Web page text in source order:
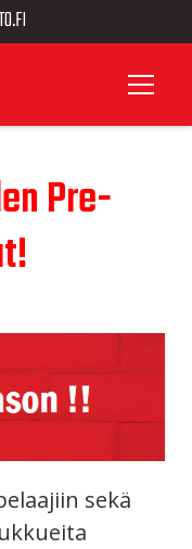
Pre-
sekä